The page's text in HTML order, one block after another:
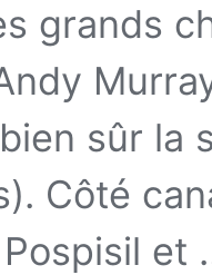
grands
sûr la
Côté
Pospisil